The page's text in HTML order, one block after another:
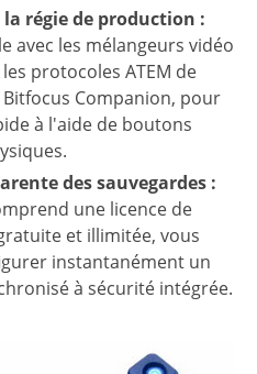
régie de production :
avec les mélangeurs vidéo
protocoles ATEM de
Companion, pour
à l'aide de boutons
des sauvegardes :
une licence de
et illimitée, vous
instantanément un
à sécurité intégrée.